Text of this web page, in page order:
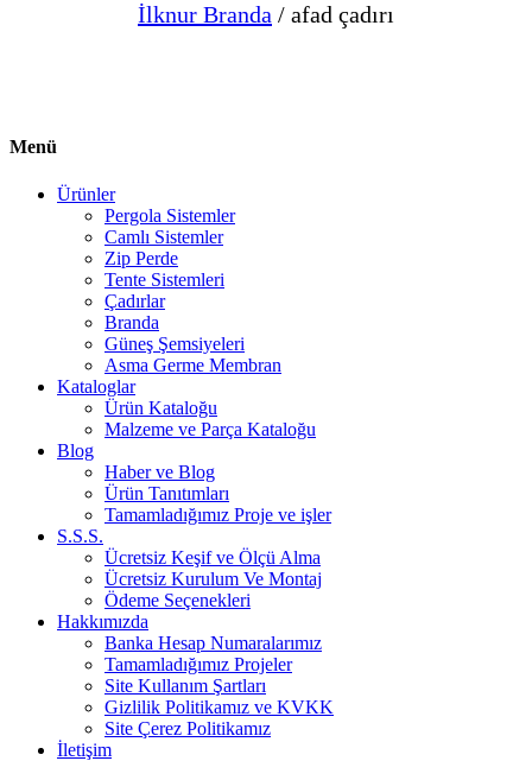
İlknur Branda / afad çadırı
Menü
Ürünler
Pergola Sistemler
Camlı Sistemler
Zip Perde
Tente Sistemleri
Çadırlar
Branda
Güneş Şemsiyeleri
Asma Germe Membran
Kataloglar
Ürün Kataloğu
Malzeme ve Parça Kataloğu
Blog
Haber ve Blog
Ürün Tanıtımları
Tamamladığımız Proje ve işler
S.S.S.
Ücretsiz Keşif ve Ölçü Alma
Ücretsiz Kurulum Ve Montaj
Ödeme Seçenekleri
Hakkımızda
Banka Hesap Numaralarımız
Tamamladığımız Projeler
Site Kullanım Şartları
Gizlilik Politikamız ve KVKK
Site Çerez Politikamız
İletişim